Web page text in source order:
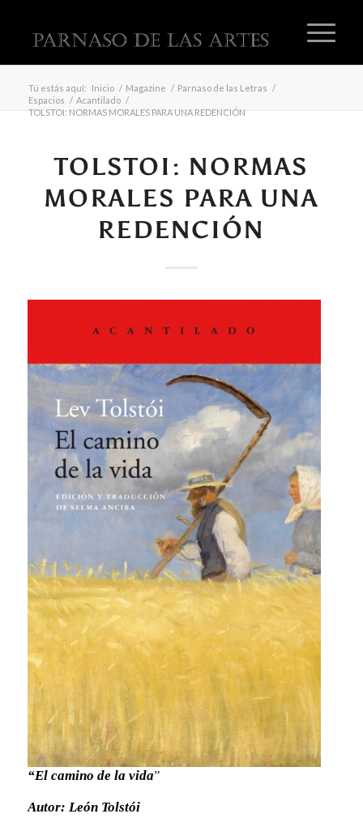
Tú estás aquí: Inicio / Magazine / Parnaso de las Letras /
Espacios / Acantilado /
TOLSTOI: NORMAS MORALES PARA UNA REDENCIÓN
TOLSTOI: NORMAS
MORALES PARA UNA
REDENCIÓN
“El camino de la vida”
Autor: León Tolstói